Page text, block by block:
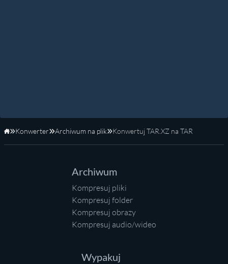
Strona główna
Konwerter Archiwum na plik Konwertuj TAR.XZ na TAR
Archiwum
Kompresuj pliki
Kompresuj folder
Kompresuj obrazy
Kompresuj audio/wideo
Wypakuj